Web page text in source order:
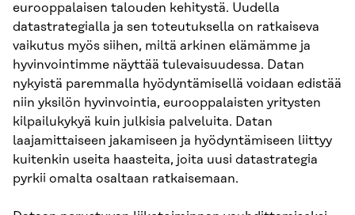
eurooppalaisen talouden kehitystä. Uudella
datastrategialla ja sen toteutuksella on ratkaiseva
vaikutus myös siihen, miltä arkinen elämämme ja
hyvinvointimme näyttää tulevaisuudessa. Datan
nykyistä paremmalla hyödyntämisellä voidaan edistää
niin yksilön hyvinvointia, eurooppalaisten yritysten
kilpailukykyä kuin julkisia palveluita. Datan
laajamittaiseen jakamiseen ja hyödyntämiseen liittyy
kuitenkin useita haasteita, joita uusi datastrategia
pyrkii omalta osaltaan ratkaisemaan.